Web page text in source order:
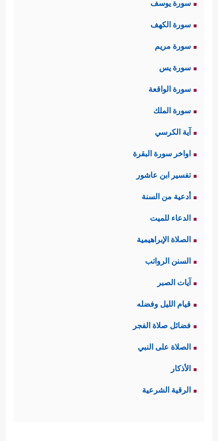
سورة يوسف
سورة الكهف
سورة مريم
سورة يس
سورة الواقعة
سورة الملك
آية الكرسي
اواخر سورة البقرة
تفسير ابن عاشور
أدعية من السنة
الدعاء للميت
الصلاة الإبراهيمية
السنن الرواتب
آيات الصبر
قيام الليل وفضله
فضائل صلاة الفجر
الصلاة على النبي
الأذكار
الرقية الشرعية